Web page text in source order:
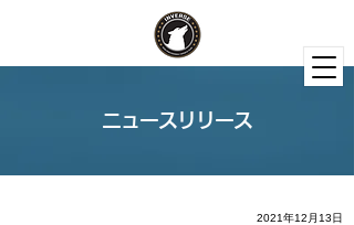
ニュースリリース
2021年12月13日